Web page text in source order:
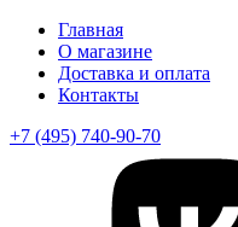
Главная
О магазине
Доставка и оплата
Контакты
+7 (495) 740-90-70